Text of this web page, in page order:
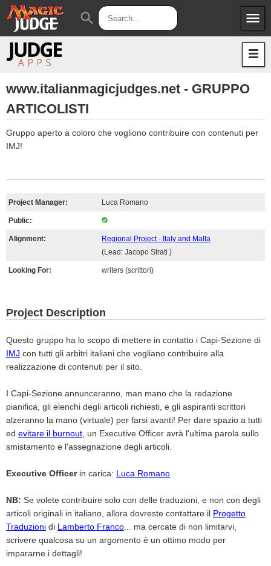
menu
Apps
search
www.italianmagicjudges.net - GRUPPO
ARTICOLISTI
Gruppo aperto a coloro che vogliono contribuire con contenuti per
IMJ!
Project Manager: Luca Romano
Public:
Alignment:
Regional Project - Italy and Malta
(Lead: Jacopo Strati )
Looking For: writers (scrittori)
Project Description
Questo gruppo ha lo scopo di mettere in contatto i Capi-Sezione di
IMJ con tutti gli arbitri italiani che vogliano contribuire alla
realizzazione di contenuti per il sito.
I Capi-Sezione annunceranno, man mano che la redazione
pianifica, gli elenchi degli articoli richiesti, e gli aspiranti scrittori
alzeranno la mano (virtuale) per farsi avanti! Per dare spazio a tutti
ed evitare il burnout , un Executive Officer avrà l'ultima parola sullo
smistamento e l'assegnazione degli articoli.
Executive Officerin carica: Luca Romano
NB: Se volete contribuire solo con delle traduzioni, e non con degli
articoli originali in italiano, allora dovreste contattare il Progetto
Traduzioni di Lamberto Franco ... ma cercate di non limitarvi,
scrivere qualcosa su un argomento è un ottimo modo per
impararne i dettagli!